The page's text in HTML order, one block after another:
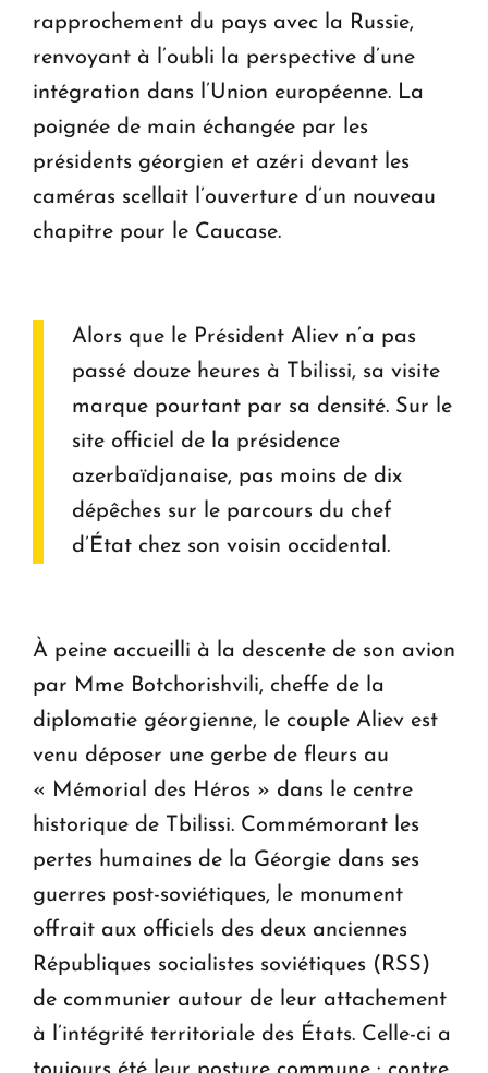
rapprochement du pays avec la Russie,
renvoyant à l’oubli la perspective d’une
intégration dans l’Union européenne. La
poignée de main échangée par les
présidents géorgien et azéri devant les
caméras scellait l’ouverture d’un nouveau
chapitre pour le Caucase.
Alors que le Président Aliev n’a pas
passé douze heures à Tbilissi, sa visite
marque pourtant par sa densité. Sur le
site officiel de la présidence
azerbaïdjanaise, pas moins de dix
dépêches sur le parcours du chef
d’État chez son voisin occidental.
À peine accueilli à la descente de son avion
par Mme Botchorishvili, cheffe de la
diplomatie géorgienne, le couple Aliev est
venu déposer une gerbe de fleurs au
« Mémorial des Héros » dans le centre
historique de Tbilissi. Commémorant les
pertes humaines de la Géorgie dans ses
guerres post-soviétiques, le monument
offrait aux officiels des deux anciennes
Républiques socialistes soviétiques (RSS)
de communier autour de leur attachement
à l’intégrité territoriale des États. Celle-ci a